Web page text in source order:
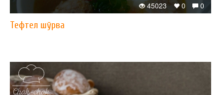
0
0
45023
Тефтел шўрва